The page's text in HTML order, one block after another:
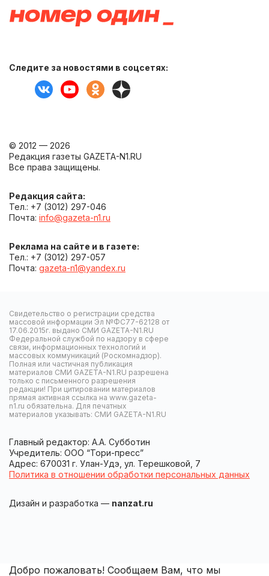
Следите за новостями в соцсетях:
© 2012 — 2026
Редакция газеты GAZETA-N1.RU
Все права защищены.
Редакция сайта:
Тел.: +7 (3012) 297-046
Почта: info@gazeta-n1.ru
Реклама на сайте и в газете:
Тел.: +7 (3012) 297-057
Почта: gazeta-n1@yandex.ru
Свидетельство о регистрации средства
массовой информации Эл №ФС77-62128 от
17.06.2015г. выдано СМИ GAZETA-N1.RU
Федеральной службой по надзору в сфере
связи, информационных технологий и
массовых коммуникаций (Роскомнадзор).
Полная или частичная публикация
материалов СМИ GAZETA-N1.RU разрешена
только с письменного разрешения
редакции! При цитировании материалов
прямая активная ссылка на www.gazeta-
n1.ru обязательна. Для печатных
материалов указывать: СМИ GAZETA-N1.RU
Главный редактор: А.А. Субботин
Учредитель: ООО “Тори-пресс”
Адрес: 670031 г. Улан-Удэ, ул. Терешковой, 7
Политика в отношении обработки персональных данных
Дизайн и разработка — nanzat.ru
Добро пожаловать! Сообщаем Вам, что мы